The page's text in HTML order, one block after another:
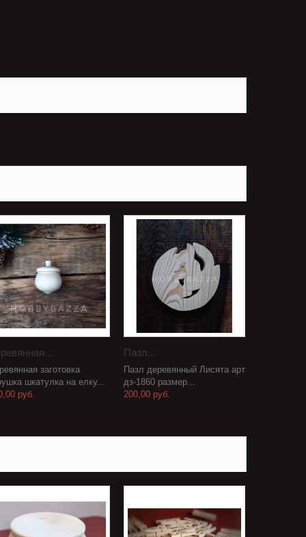
заготовка
шкатулка на елку...
руб.
Пазл...
Пазл деревянный Лисята арт
дз-1860 размер...
200,00 руб.